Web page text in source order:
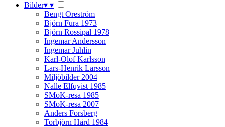
Bilder▾ ▾
Bengt Oreström
Björn Fura 1973
Björn Rossipal 1978
Ingemar Andersson
Ingemar Juhlin
Karl-Olof Karlsson
Lars-Henrik Larsson
Miljöbilder 2004
Nalle Elfqvist 1985
SMoK-resa 1985
SMoK-resa 2007
Anders Forsberg
Torbjörn Hård 1984